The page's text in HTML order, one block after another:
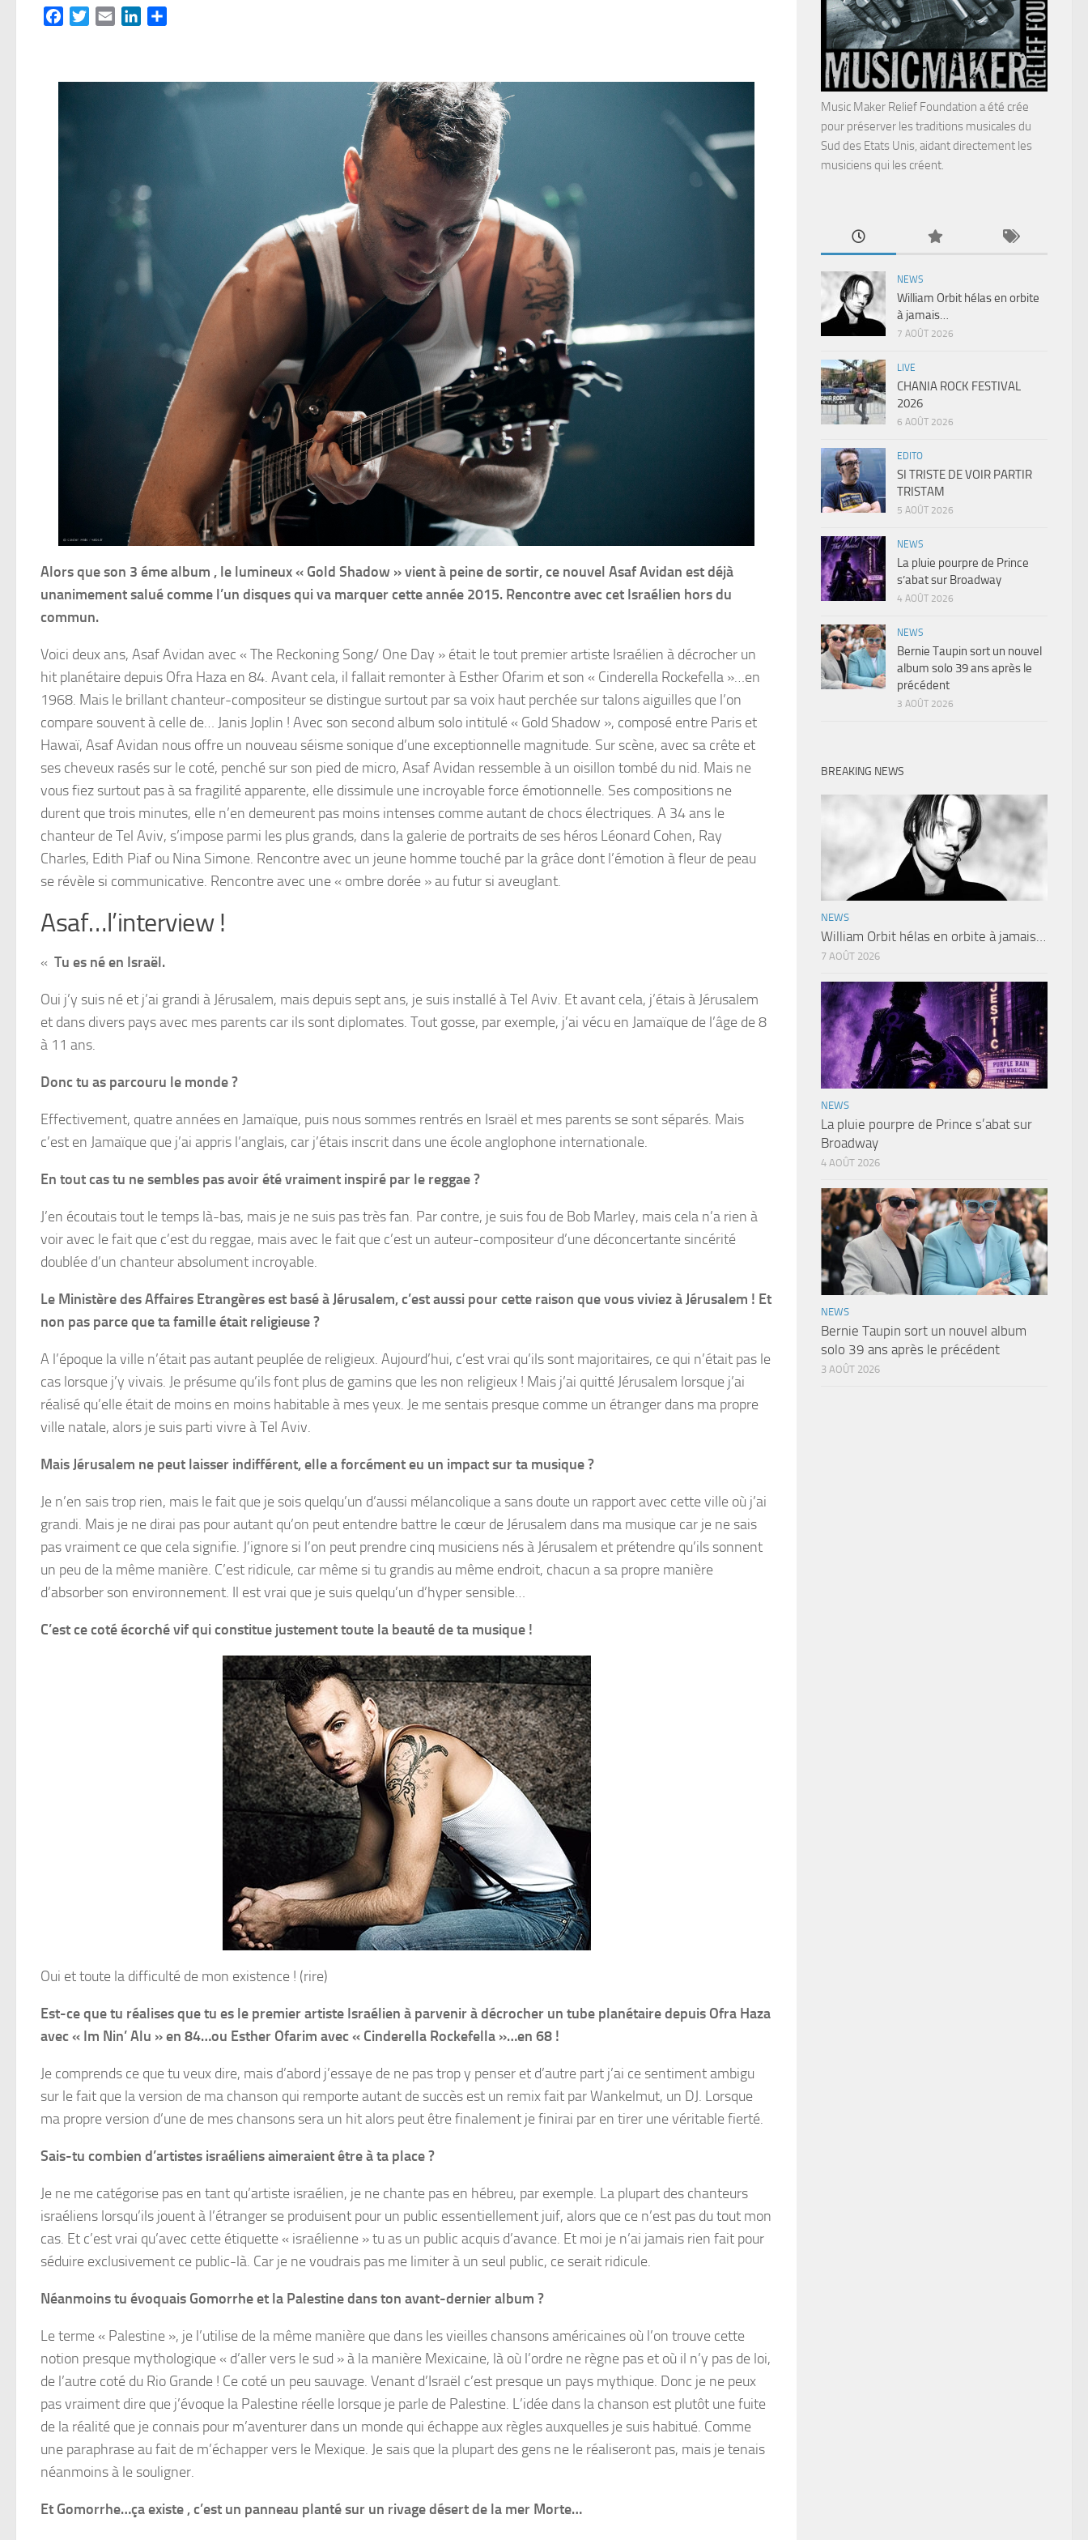
FacebookTwitterEmail LinkedIn
Alors que son 3 éme album , le lumineux « Gold Shadow » vient à peine de sortir, ce nouvel Asaf Avidan est déjà
unanimement salué comme l’un disques qui va marquer cette année 2015. Rencontre avec cet Israélien hors du
commun.
Voici deux ans, Asaf Avidan avec « The Reckoning Song/ One Day » était le tout premier artiste Israélien à décrocher un
hit planétaire depuis Ofra Haza en 84. Avant cela, il fallait remonter à Esther Ofarim et son « Cinderella Rockefella »…en
1968. Mais le brillant chanteur-compositeur se distingue surtout par sa voix haut perchée sur talons aiguilles que l’on
compare souvent à celle de… Janis Joplin ! Avec son second album solo intitulé « Gold Shadow », composé entre Paris et
Hawaï, Asaf Avidan nous offre un nouveau séisme sonique d’une exceptionnelle magnitude. Sur scène, avec sa crête et
ses cheveux rasés sur le coté, penché sur son pied de micro, Asaf Avidan ressemble à un oisillon tombé du nid. Mais ne
vous fiez surtout pas à sa fragilité apparente, elle dissimule une incroyable force émotionnelle. Ses compositions ne
durent que trois minutes, elle n’en demeurent pas moins intenses comme autant de chocs électriques. A 34 ans le
chanteur de Tel Aviv, s’impose parmi les plus grands, dans la galerie de portraits de ses héros Léonard Cohen, Ray
Charles, Edith Piaf ou Nina Simone. Rencontre avec un jeune homme touché par la grâce dont l’émotion à fleur de peau
se révèle si communicative. Rencontre avec une « ombre dorée » au futur si aveuglant.
Asaf…l’interview !
« Tu es né en Israël.
Oui j’y suis né et j’ai grandi à Jérusalem, mais depuis sept ans, je suis installé à Tel Aviv. Et avant cela, j’étais à Jérusalem
et dans divers pays avec mes parents car ils sont diplomates. Tout gosse, par exemple, j’ai vécu en Jamaïque de l’âge de 8
à 11 ans.
Donc tu as parcouru le monde ?
Effectivement, quatre années en Jamaïque, puis nous sommes rentrés en Israël et mes parents se sont séparés. Mais
c’est en Jamaïque que j’ai appris l’anglais, car j’étais inscrit dans une école anglophone internationale.
En tout cas tu ne sembles pas avoir été vraiment inspiré par le reggae ?
J’en écoutais tout le temps là-bas, mais je ne suis pas très fan. Par contre, je suis fou de Bob Marley, mais cela n’a rien à
voir avec le fait que c’est du reggae, mais avec le fait que c’est un auteur-compositeur d’une déconcertante sincérité
doublée d’un chanteur absolument incroyable.
Le Ministère des Affaires Etrangères est basé à Jérusalem, c’est aussi pour cette raison que vous viviez à Jérusalem ! Et
non pas parce que ta famille était religieuse ?
A l’époque la ville n’était pas autant peuplée de religieux. Aujourd’hui, c’est vrai qu’ils sont majoritaires, ce qui n’était pas le
cas lorsque j’y vivais. Je présume qu’ils font plus de gamins que les non religieux ! Mais j’ai quitté Jérusalem lorsque j’ai
réalisé qu’elle était de moins en moins habitable à mes yeux. Je me sentais presque comme un étranger dans ma propre
ville natale, alors je suis parti vivre à Tel Aviv.
Mais Jérusalem ne peut laisser indifférent, elle a forcément eu un impact sur ta musique ?
Je n’en sais trop rien, mais le fait que je sois quelqu’un d’aussi mélancolique a sans doute un rapport avec cette ville où j’ai
grandi. Mais je ne dirai pas pour autant qu’on peut entendre battre le cœur de Jérusalem dans ma musique car je ne sais
pas vraiment ce que cela signifie. J’ignore si l’on peut prendre cinq musiciens nés à Jérusalem et prétendre qu’ils sonnent
un peu de la même manière. C’est ridicule, car même si tu grandis au même endroit, chacun a sa propre manière
d’absorber son environnement. Il est vrai que je suis quelqu’un d’hyper sensible…
C’est ce coté écorché vif qui constitue justement toute la beauté de ta musique !
Oui et toute la difficulté de mon existence ! (rire)
Est-ce que tu réalises que tu es le premier artiste Israélien à parvenir à décrocher un tube planétaire depuis Ofra Haza
avec « Im Nin’ Alu » en 84…ou Esther Ofarim avec « Cinderella Rockefella »…en 68 !
Je comprends ce que tu veux dire, mais d’abord j’essaye de ne pas trop y penser et d’autre part j’ai ce sentiment ambigu
sur le fait que la version de ma chanson qui remporte autant de succès est un remix fait par Wankelmut, un DJ. Lorsque
ma propre version d’une de mes chansons sera un hit alors peut être finalement je finirai par en tirer une véritable fierté.
Sais-tu combien d’artistes israéliens aimeraient être à ta place ?
Je ne me catégorise pas en tant qu’artiste israélien, je ne chante pas en hébreu, par exemple. La plupart des chanteurs
israéliens lorsqu’ils jouent à l’étranger se produisent pour un public essentiellement juif, alors que ce n’est pas du tout mon
cas. Et c’est vrai qu’avec cette étiquette « israélienne » tu as un public acquis d’avance. Et moi je n’ai jamais rien fait pour
séduire exclusivement ce public-là. Car je ne voudrais pas me limiter à un seul public, ce serait ridicule.
Néanmoins tu évoquais Gomorrhe et la Palestine dans ton avant-dernier album ?
Le terme « Palestine », je l’utilise de la même manière que dans les vieilles chansons américaines où l’on trouve cette
notion presque mythologique « d’aller vers le sud » à la manière Mexicaine, là où l’ordre ne règne pas et où il n’y pas de loi,
de l’autre coté du Rio Grande ! Ce coté un peu sauvage. Venant d’Israël c’est presque un pays mythique. Donc je ne peux
pas vraiment dire que j’évoque la Palestine réelle lorsque je parle de Palestine. L’idée dans la chanson est plutôt une fuite
de la réalité que je connais pour m’aventurer dans un monde qui échappe aux règles auxquelles je suis habitué. Comme
une paraphrase au fait de m’échapper vers le Mexique. Je sais que la plupart des gens ne le réaliseront pas, mais je tenais
néanmoins à le souligner.
Et Gomorrhe…ça existe , c’est un panneau planté sur un rivage désert de la mer Morte…
Music Maker Relief Foundation a été crée
pour préserver les traditions musicales du
Sud des Etats Unis, aidant directement les
musiciens qui les créent.
NEWS
William Orbit hélas en orbite
à jamais…
7 AOÛT 2026
LIVE
CHANIA ROCK FESTIVAL
2026
6 AOÛT 2026
EDITO
SI TRISTE DE VOIR PARTIR
TRISTAM
5 AOÛT 2026
NEWS
La pluie pourpre de Prince
s’abat sur Broadway
4 AOÛT 2026
NEWS
Bernie Taupin sort un nouvel
album solo 39 ans après le
précédent
3 AOÛT 2026
BREAKING NEWS
NEWS
William Orbit hélas en orbite à jamais…
7 AOÛT 2026
NEWS
La pluie pourpre de Prince s’abat sur
Broadway
4 AOÛT 2026
NEWS
Bernie Taupin sort un nouvel album
solo 39 ans après le précédent
3 AOÛT 2026